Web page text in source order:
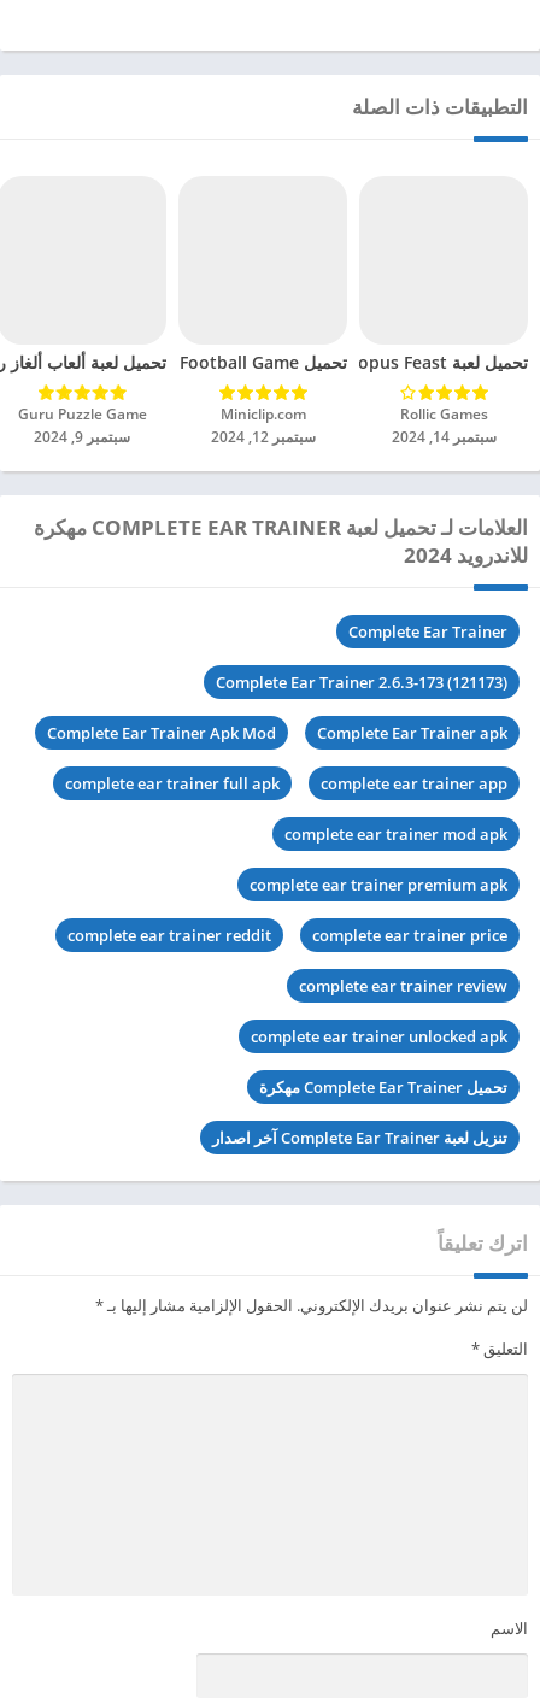
التطبيقات ذات الصلة
تحميل لعبة Octopus Feast مهكرة للاندرويد 2024
Rollic Games‏
سبتمبر 14, 2024
تحميل Soccer Hero PvP Football Game مهكرة للاندرويد 2024
Miniclip.com‏
سبتمبر 12, 2024
تحميل لعبة ألعاب ألغاز
Guru Puzzle Game‏
سبتمبر 9, 2024
العلامات لـ تحميل لعبة COMPLETE EAR TRAINER مهكرة
للاندرويد 2024
Complete Ear Trainer
Complete Ear Trainer 2.6.3-173 (121173)
Complete Ear Trainer apk
Complete Ear Trainer Apk Mod
complete ear trainer app
complete ear trainer full apk
complete ear trainer mod apk
complete ear trainer premium apk
complete ear trainer price
complete ear trainer reddit
complete ear trainer review
complete ear trainer unlocked apk
تحميل Complete Ear Trainer مهكرة
تنزيل لعبة Complete Ear Trainer آخر اصدار
اترك تعليقاً
لن يتم نشر عنوان بريدك الإلكتروني. الحقول الإلزامية مشار إليها بـ*
التعليق*
الاسم